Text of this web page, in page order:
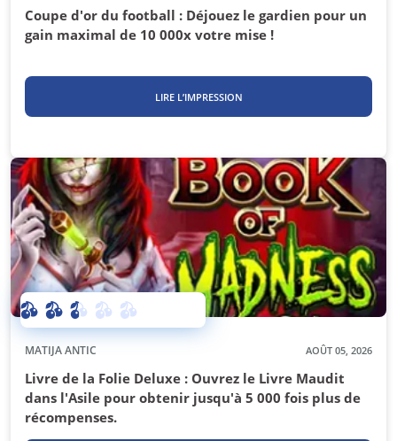
Coupe d'or du football : Déjouez le gardien pour un
gain maximal de 10 000x votre mise !
LIRE L’IMPRESSION
MATIJA ANTIC AOÛT 05, 2026
Livre de la Folie Deluxe : Ouvrez le Livre Maudit
dans l'Asile pour obtenir jusqu'à 5 000 fois plus de
récompenses.